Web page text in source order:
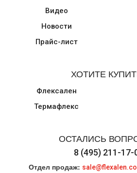
Видео
Новости
Прайс-лист
ХОТИТЕ
Флексален
Термафлекс
ОСТАЛИСЬ
8 (495) 211-17-
Отдел продаж: